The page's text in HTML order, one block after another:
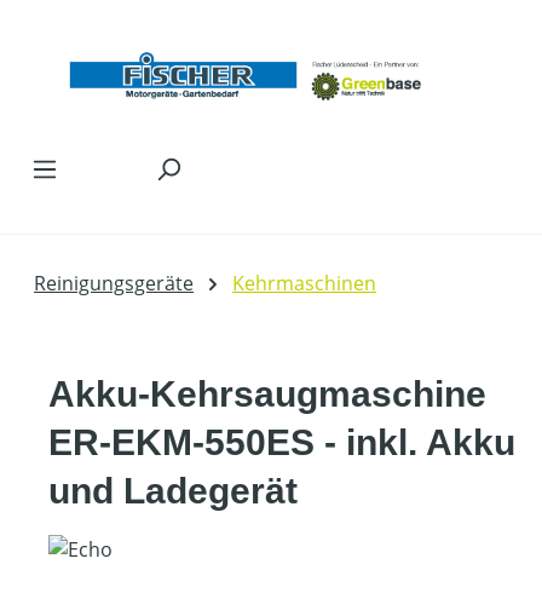
Reinigungsgeräte Kehrmaschinen
Akku-Kehrsaugmaschine
ER-EKM-550ES - inkl. Akku
und Ladegerät